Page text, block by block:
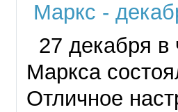
27 декабря в
Маркса
Отличное